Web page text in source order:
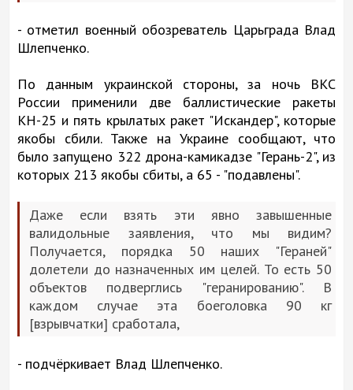
- отметил военный обозреватель Царьграда Влад
Шлепченко.
По данным украинской стороны, за ночь ВКС
России применили две баллистические ракеты
КН-25 и пять крылатых ракет "Искандер", которые
якобы сбили. Также на Украине сообщают, что
было запущено 322 дрона-камикадзе "Герань-2", из
которых 213 якобы сбиты, а 65 - "подавлены".
Даже если взять эти явно завышенные
валидольные заявления, что мы видим?
Получается, порядка 50 наших "Гераней"
долетели до назначенных им целей. То есть 50
объектов подверглись "геранированию". В
каждом случае эта боеголовка 90 кг
[взрывчатки] сработала,
- подчёркивает Влад Шлепченко.